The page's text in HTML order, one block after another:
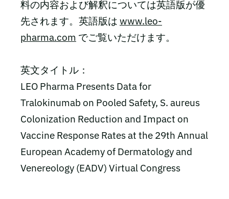
料の内容および解釈については英語版が優
先されます。英語版は www.leo-
pharma.com でご覧いただけます。
英文タイトル：
LEO Pharma Presents Data for
Tralokinumab on Pooled Safety, S. aureus
Colonization Reduction and Impact on
Vaccine Response Rates at the 29th Annual
European Academy of Dermatology and
Venereology (EADV) Virtual Congress